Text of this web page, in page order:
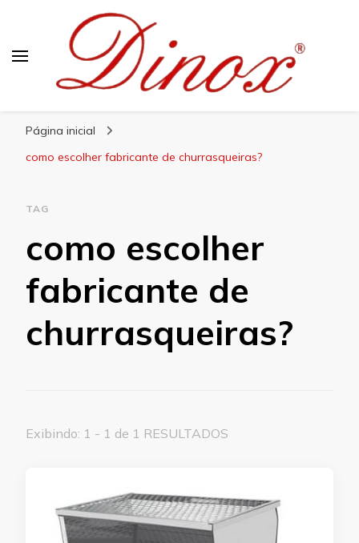
Página inicial
como escolher fabricante de churrasqueiras?
TAG
como escolher
fabricante de
churrasqueiras?
Exibindo: 1 - 1 de 1 RESULTADOS